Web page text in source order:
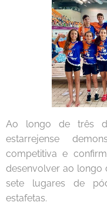
Ao longo de três
estarrejense
competitiva e
desenvolver ao longo
sete lugares de
estafetas.